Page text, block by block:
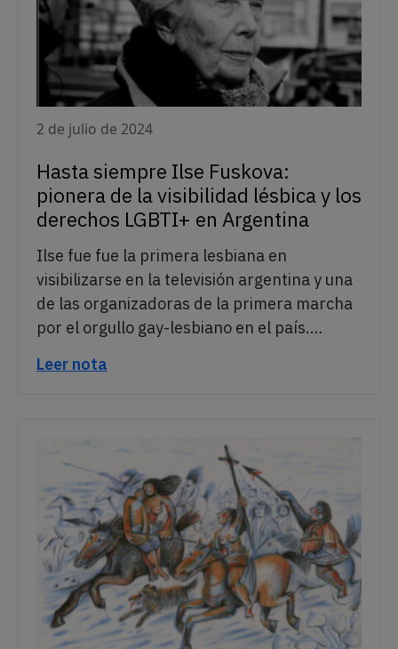
2 de julio de 2024
Hasta siempre Ilse Fuskova:
pionera de la visibilidad lésbica y los
derechos LGBTI+ en Argentina
Ilse fue fue la primera lesbiana en
visibilizarse en la televisión argentina y una
de las organizadoras de la primera marcha
por el orgullo gay-lesbiano en el país.…
Leer nota